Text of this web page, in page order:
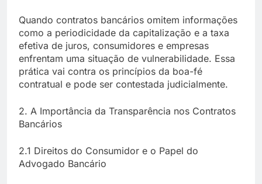
Quando contratos bancários omitem informações
como a periodicidade da capitalização e a taxa
efetiva de juros, consumidores e empresas
enfrentam uma situação de vulnerabilidade. Essa
prática vai contra os princípios da boa-fé
contratual e pode ser contestada judicialmente.
2. A Importância da Transparência nos Contratos
Bancários
2.1 Direitos do Consumidor e o Papel do
Advogado Bancário